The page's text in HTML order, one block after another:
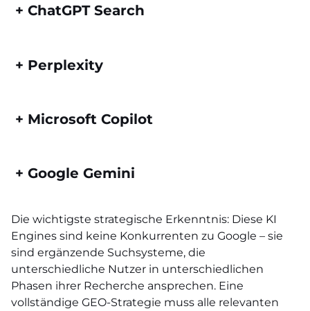
+ ChatGPT Search
+ Perplexity
+ Microsoft Copilot
+ Google Gemini
Die wichtigste strategische Erkenntnis: Diese KI
Engines sind keine Konkurrenten zu Google – sie
sind ergänzende Suchsysteme, die
unterschiedliche Nutzer in unterschiedlichen
Phasen ihrer Recherche ansprechen. Eine
vollständige GEO-Strategie muss alle relevanten